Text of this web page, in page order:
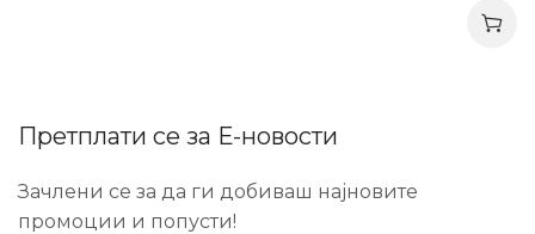
Претплати се за Е-новости
Зачлени се за да ги добиваш најновите
промоции и попусти!